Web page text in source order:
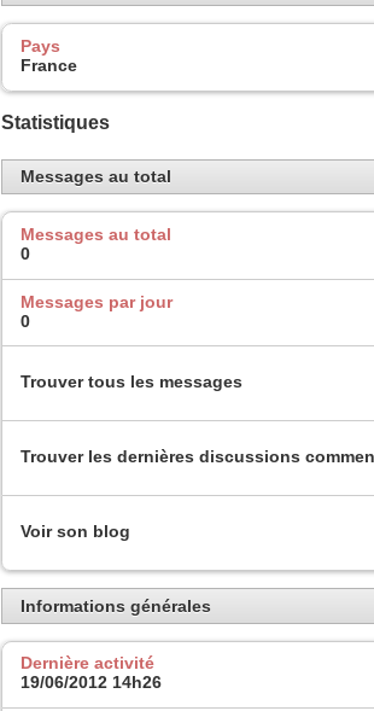
Pays
France
Statistiques
Messages au total
Messages au total
0
Messages par jour
0
Trouver tous les messages
Trouver les dernières discussions
Voir son blog
Informations générales
Dernière activité
19/06/2012 14h26